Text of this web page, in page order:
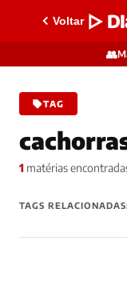
Voltar ▷
👥
TAG
1 matérias
TAGS